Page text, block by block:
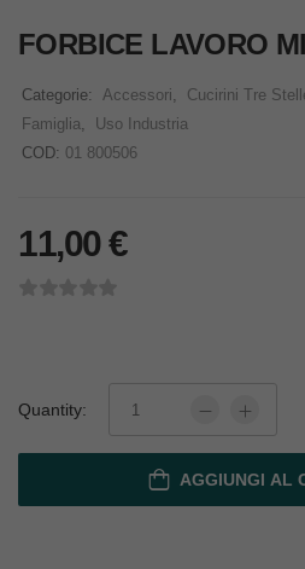
FORBICE LAVORO
Categorie: Accessori, Cucirini Tre
Famiglia,
Uso Industria
COD: 01 800506
11,00€
Quantity:
AGGIUNGI AL